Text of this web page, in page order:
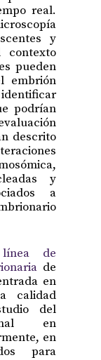
real.
y
contexto
pueden
embrión
podrían
descrito
y
a
línea de
de
en
calidad
del
en
en
para